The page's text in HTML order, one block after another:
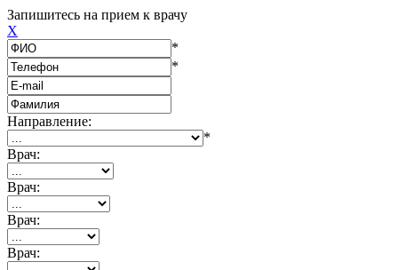
Запишитесь на прием к врачу
X
*
*
Направление:
*
Врач:
Врач:
Врач:
Врач: